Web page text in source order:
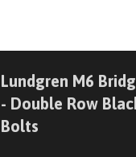
Lundgren M6
- Double Row
Bolts